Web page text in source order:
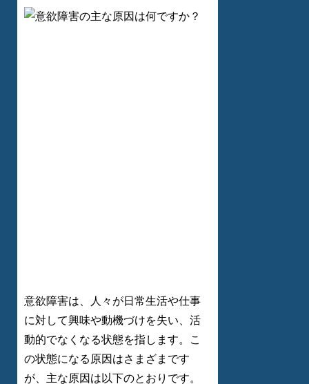
意欲障害は、人々が日常生活や仕事
に対して興味や動機づけを失い、活
動的でなくなる状態を指します。こ
の状態になる原因はさまざまです
が、主な原因は以下のとおりです。